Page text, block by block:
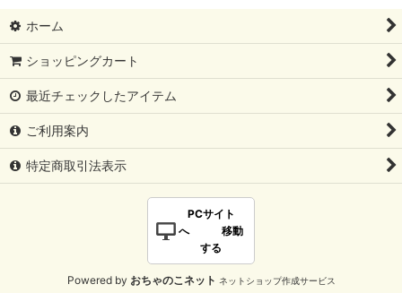
ホーム
ショッピングカート
最近チェックしたアイテム
ご利用案内
特定商取引法表示
PCサイト
へ 移動
する
Powered by おちゃのこネット ネットショップ作成サービス